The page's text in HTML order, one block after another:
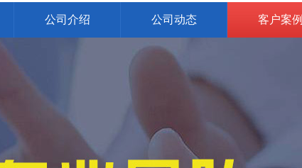
公司介绍 公司动态 客户案例